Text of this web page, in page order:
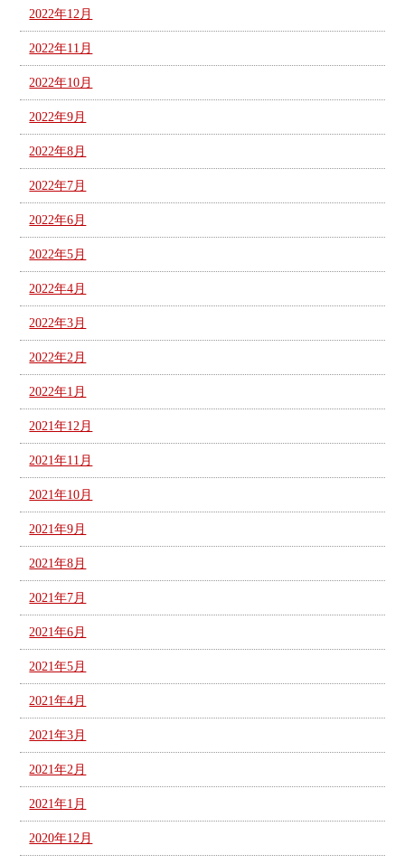
2022年12月
2022年11月
2022年10月
2022年9月
2022年8月
2022年7月
2022年6月
2022年5月
2022年4月
2022年3月
2022年2月
2022年1月
2021年12月
2021年11月
2021年10月
2021年9月
2021年8月
2021年7月
2021年6月
2021年5月
2021年4月
2021年3月
2021年2月
2021年1月
2020年12月